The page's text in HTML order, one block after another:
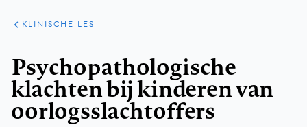
ARTIKELEN
PRAKTIJK
KLINISCHE LES
Psychopathologische
klachten bij kinderen van
oorlogsslachtoffers